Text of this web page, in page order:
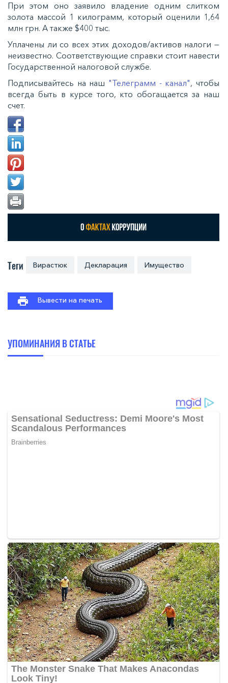
При этом оно заявило владение одним слитком
золота массой 1 килограмм, который оценили 1,64
млн грн. А также $400 тыс.
Уплачены ли со всех этих доходов/активов налоги —
неизвестно. Соответствующие справки стоит навести
Государственной налоговой службе.
Подписывайтесь на наш "Телеграмм - канал", чтобы
всегда быть в курсе того, кто обогащается за наш
счет.
Теги Вирастюк Декларация Имущество
Вывести на печать
УПОМИНАНИЯ В СТАТЬЕ